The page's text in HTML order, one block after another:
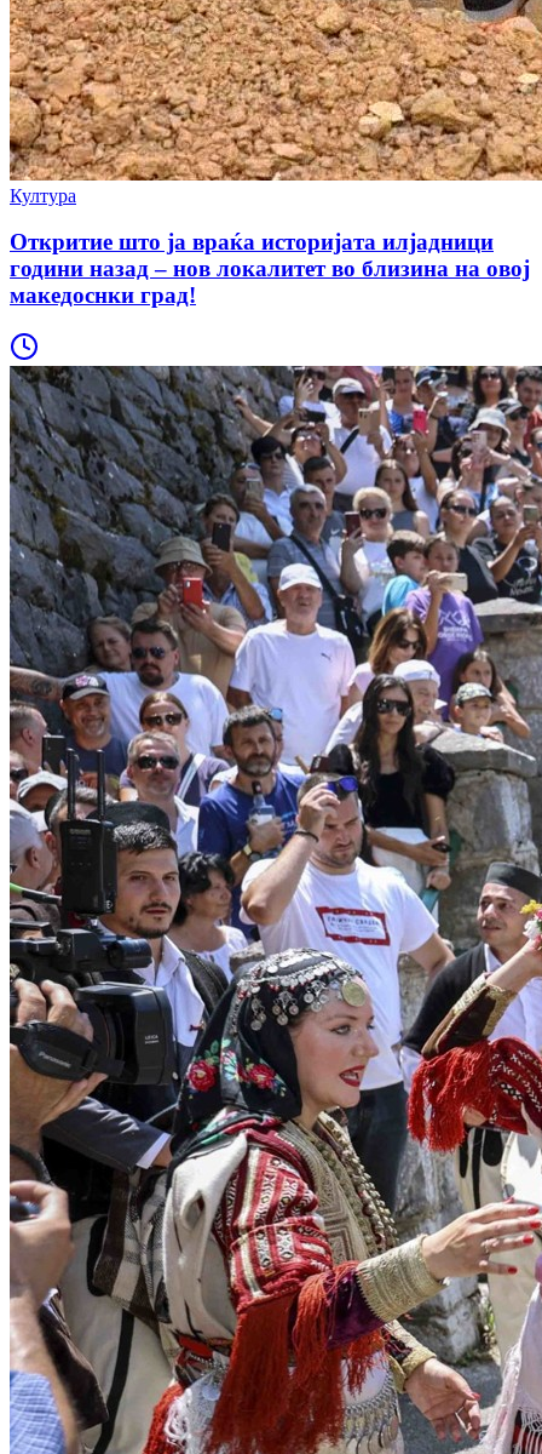
Култура
Откритие што ја враќа историјата илјадници
години назад – нов локалитет во близина на овој
македоснки град!